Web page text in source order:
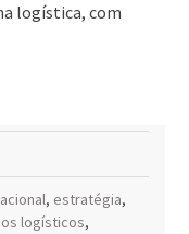
logística, com
, estratégia,
logísticos,